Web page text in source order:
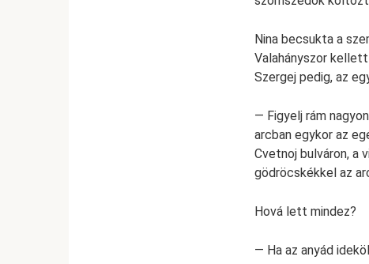
Nina becsukta a
Valahányszor
Szergej pedig, az
— Figyelj rám
arcban egykor az
Cvetnoj bulváron, a
gödröcskékkel az
Hová lett mindez?
— Ha az anyád